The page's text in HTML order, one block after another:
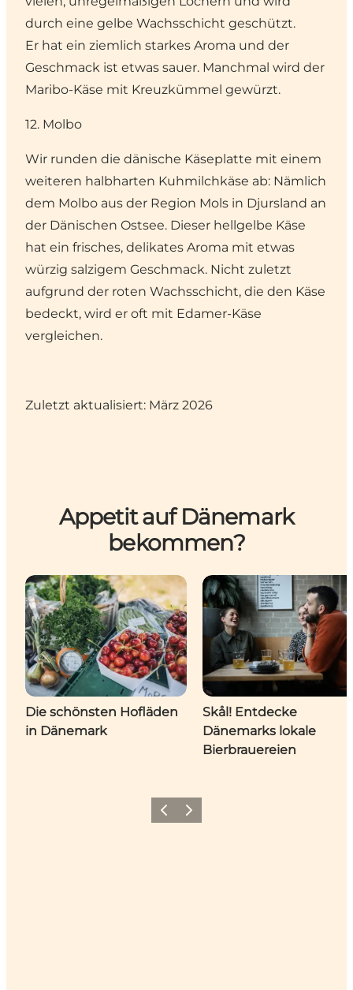
durch eine gelbe Wachsschicht geschützt.
Er hat ein ziemlich starkes Aroma und der
Geschmack ist etwas sauer. Manchmal wird der
Maribo-Käse mit Kreuzkümmel gewürzt.
12. Molbo
Wir runden die dänische Käseplatte mit einem
weiteren halbharten Kuhmilchkäse ab: Nämlich
dem Molbo aus der Region Mols in Djursland an
der Dänischen Ostsee. Dieser hellgelbe Käse
hat ein frisches, delikates Aroma mit etwas
würzig salzigem Geschmack. Nicht zuletzt
aufgrund der roten Wachsschicht, die den Käse
bedeckt, wird er oft mit Edamer-Käse
vergleichen.
Zuletzt aktualisiert: März 2026
Appetit auf Dänemark
bekommen?
Die schönsten Hofläden
in Dänemark
Skål! Entdecke
Dänemarks lokale
Bierbrauereien
ZurückWeiter